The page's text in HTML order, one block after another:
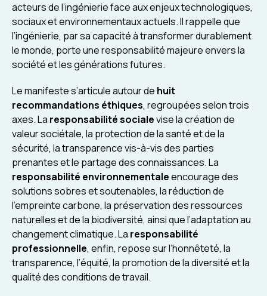
acteurs de l’ingénierie face aux enjeux technologiques,
sociaux et environnementaux actuels. Il rappelle que
l’ingénierie, par sa capacité à transformer durablement
le monde, porte une responsabilité majeure envers la
société et les générations futures.
Le manifeste s’articule autour de huit
recommandations éthiques, regroupées selon trois
axes. La responsabilité socialevise la création de
valeur sociétale, la protection de la santé et de la
sécurité, la transparence vis-à-vis des parties
prenantes et le partage des connaissances. La
responsabilité environnementaleencourage des
solutions sobres et soutenables, la réduction de
l’empreinte carbone, la préservation des ressources
naturelles et de la biodiversité, ainsi que l’adaptation au
changement climatique. La responsabilité
professionnelle, enfin, repose sur l’honnêteté, la
transparence, l’équité, la promotion de la diversité et la
qualité des conditions de travail.